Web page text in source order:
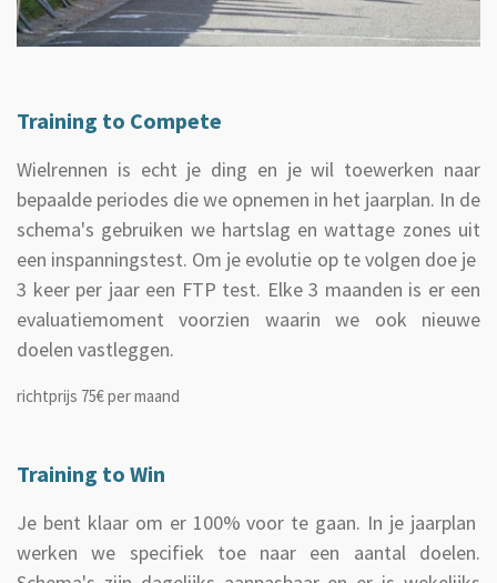
Training to Compete
Wielrennen is echt je ding en je wil toewerken naar
bepaalde periodes die we opnemen in het jaarplan. In de
schema's gebruiken we hartslag en wattage zones uit
een inspanningstest. Om je evolutie op te volgen doe je
3 keer per jaar een FTP test. Elke 3 maanden is er een
evaluatiemoment voorzien waarin we ook nieuwe
doelen vastleggen.
richtprijs 75€ per maand
Training to Win
Je bent klaar om er 100% voor te gaan. In je jaarplan
werken we specifiek toe naar een aantal doelen.